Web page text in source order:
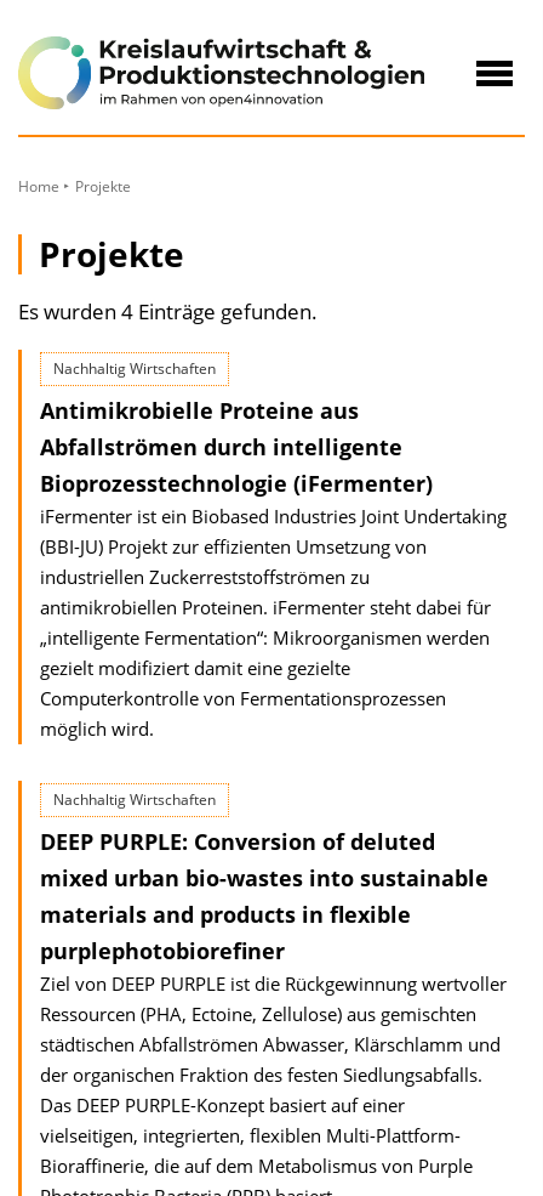
Inhalt
Home Projekte
Projekte
Es wurden 4 Einträge gefunden.
Nachhaltig Wirtschaften
Antimikrobielle Proteine aus
Abfallströmen durch intelligente
Bioprozesstechnologie (iFermenter)
iFermenter ist ein Biobased Industries Joint Undertaking
(BBI-JU) Projekt zur effizienten Umsetzung von
industriellen Zuckerreststoffströmen zu
antimikrobiellen Proteinen. iFermenter steht dabei für
„intelligente Fermentation“: Mikroorganismen werden
gezielt modifiziert damit eine gezielte
Computerkontrolle von Fermentationsprozessen
möglich wird.
Nachhaltig Wirtschaften
DEEP PURPLE: Conversion of deluted
mixed urban bio-wastes into sustainable
materials and products in flexible
purplephotobiorefiner
Ziel von DEEP PURPLE ist die Rückgewinnung wertvoller
Ressourcen (PHA, Ectoine, Zellulose) aus gemischten
städtischen Abfallströmen Abwasser, Klärschlamm und
der organischen Fraktion des festen Siedlungsabfalls.
Das DEEP PURPLE-Konzept basiert auf einer
vielseitigen, integrierten, flexiblen Multi-Plattform-
Bioraffinerie, die auf dem Metabolismus von Purple